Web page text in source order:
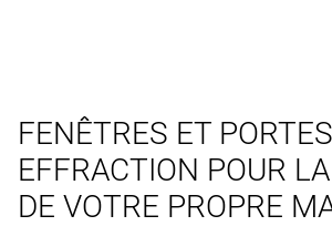
FENÊTRES ET
EFFRACTION POUR
DE VOTRE PROPRE